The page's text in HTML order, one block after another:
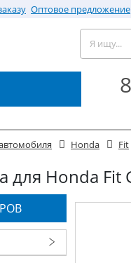
Оптовое предложение
Honda Fit
для Honda Fit